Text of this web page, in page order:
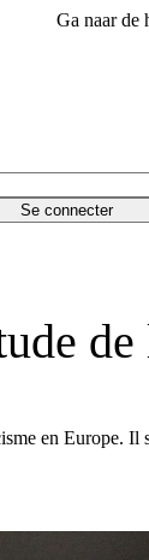
Ga naar de
Se connecter
en Europe.